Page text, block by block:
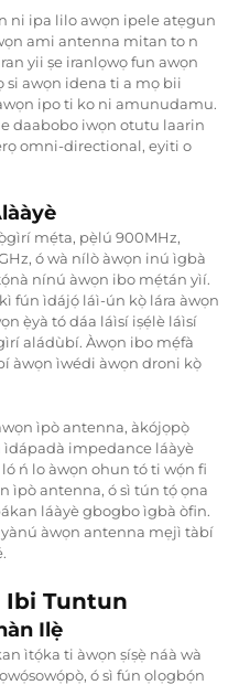
ni ipa lilo awọn ipele atẹgun
ami antenna mitan to n
yii ṣe iranlọwọ fun awọn
awọn idena ti a mọ bii
ipo ti ko ni amunudamu.
daabobo iwọn otutu laarin
omni-directional, eyiti o
mẹ́ta, pẹ̀lú 900MHz,
ó wà nílò àwọn inú ìgbà
nínú àwọn ibo mẹ́tán yìí.
fún ìdájọ́ láì-ún kọ̀ lára àwọn
ẹ̀yà tó dáa láìsí iṣẹ́lè láìsí
aládùbí. Àwọn ibo mẹ́fà
àwọn ìwédi àwọn droni kọ̀
ìpò antenna, àkójọpọ̀
ìdápadà impedance láàyè
ń lo àwọn ohun tó ti wọ́n fi
ìpò antenna, ó sì tún tọ́ ọna
láàyè gbogbo ìgbà òfin.
àwọn antenna mẹjì tàbí
Tuntun
Ilẹ̀
ìtọ́ka ti àwọn ṣíṣẹ̀ náà wà
ó sì fún ọlọgbọ́n